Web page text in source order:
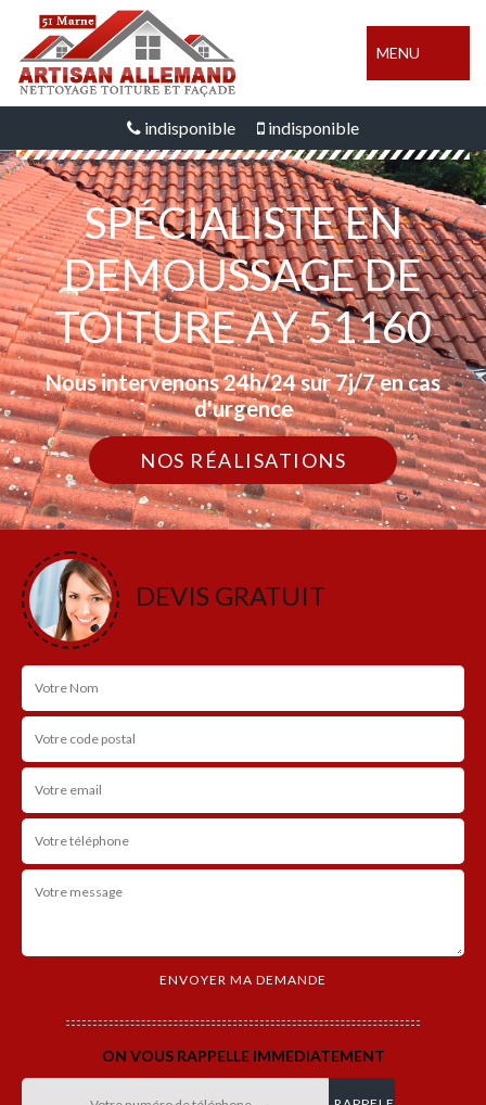
MENU
indisponible indisponible
SPÉCIALISTE EN
DEMOUSSAGE DE
TOITURE AY 51160
Nous intervenons 24h/24 sur 7j/7 en cas
d'urgence
NOS RÉALISATIONS
DEVIS GRATUIT
ON VOUS RAPPELLE IMMEDIATEMENT